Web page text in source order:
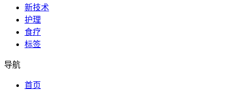
新技术
护理
食疗
标签
导航
首页